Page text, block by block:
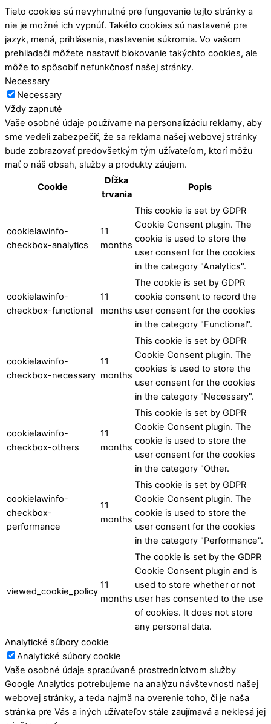
Tieto cookies sú nevyhnutné pre fungovanie tejto stránky a
nie je možné ich vypnúť. Takéto cookies sú nastavené pre
jazyk, mená, prihlásenia, nastavenie súkromia. Vo vašom
prehliadači môžete nastaviť blokovanie takýchto cookies, ale
môže to spôsobiť nefunkčnosť našej stránky.
Necessary
Necessary
Vždy zapnuté
Vaše osobné údaje používame na personalizáciu reklamy, aby
sme vedeli zabezpečiť, že sa reklama našej webovej stránky
bude zobrazovať predovšetkým tým užívateľom, ktorí môžu
mať o náš obsah, služby a produkty záujem.
Cookie
Dĺžka
trvania
Popis
cookielawinfo-
checkbox-analytics
11
months
This cookie is set by GDPR
Cookie Consent plugin. The
cookie is used to store the
user consent for the cookies
in the category "Analytics".
cookielawinfo-
checkbox-functional
11
months
The cookie is set by GDPR
cookie consent to record the
user consent for the cookies
in the category "Functional".
cookielawinfo-
checkbox-necessary
11
months
This cookie is set by GDPR
Cookie Consent plugin. The
cookies is used to store the
user consent for the cookies
in the category "Necessary".
cookielawinfo-
checkbox-others
11
months
This cookie is set by GDPR
Cookie Consent plugin. The
cookie is used to store the
user consent for the cookies
in the category "Other.
cookielawinfo-
checkbox-
performance
11
months
This cookie is set by GDPR
Cookie Consent plugin. The
cookie is used to store the
user consent for the cookies
in the category "Performance".
viewed_cookie_policy
11
months
The cookie is set by the GDPR
Cookie Consent plugin and is
used to store whether or not
user has consented to the use
of cookies. It does not store
any personal data.
Analytické súbory cookie
Analytické súbory cookie
Vaše osobné údaje spracúvané prostredníctvom služby
Google Analytics potrebujeme na analýzu návštevnosti našej
webovej stránky, a teda najmä na overenie toho, či je naša
stránka pre Vás a iných užívateľov stále zaujímavá a neklesá jej